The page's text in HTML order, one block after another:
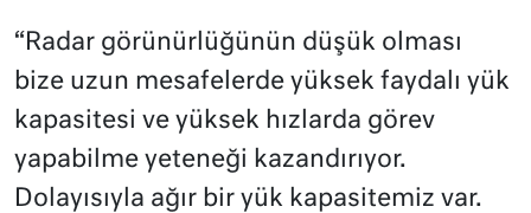
“Radar görünürlüğünün düşük olması
bize uzun mesafelerde yüksek faydalı yük
kapasitesi ve yüksek hızlarda görev
yapabilme yeteneği kazandırıyor.
Dolayısıyla ağır bir yük kapasitemiz var.